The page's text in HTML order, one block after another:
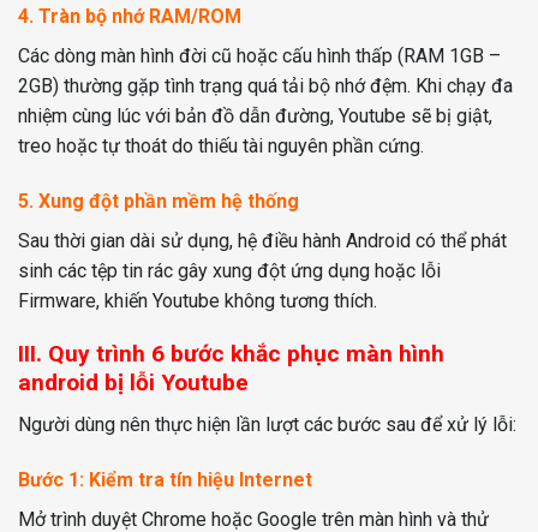
4. Tràn bộ nhớ RAM/ROM
Các dòng màn hình đời cũ hoặc cấu hình thấp (RAM 1GB –
2GB) thường gặp tình trạng quá tải bộ nhớ đệm. Khi chạy đa
nhiệm cùng lúc với bản đồ dẫn đường, Youtube sẽ bị giật,
treo hoặc tự thoát do thiếu tài nguyên phần cứng.
5. Xung đột phần mềm hệ thống
Sau thời gian dài sử dụng, hệ điều hành Android có thể phát
sinh các tệp tin rác gây xung đột ứng dụng hoặc lỗi
Firmware, khiến Youtube không tương thích.
III. Quy trình 6 bước khắc phục màn hình
android bị lỗi Youtube
Người dùng nên thực hiện lần lượt các bước sau để xử lý lỗi:
Bước 1: Kiểm tra tín hiệu Internet
Mở trình duyệt Chrome hoặc Google trên màn hình và thử